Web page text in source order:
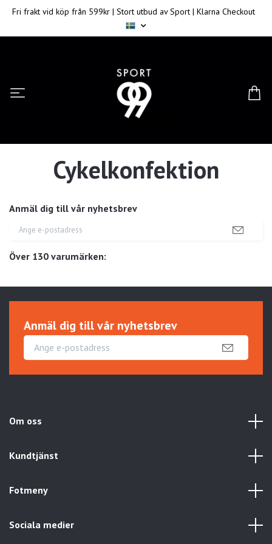
Fri frakt vid köp från 599kr | Stort utbud av Sport | Klarna Checkout
Anmäl dig till vår nyhetsbrev
Över 130 varumärken:
Cykelkonfektion
Anmäl dig till vår nyhetsbrev
Om oss
Kundtjänst
Fotmeny
Sociala medier